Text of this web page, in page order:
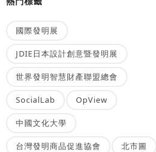
國際發明展
JDIE日本設計創意暨發明展
世界發明智慧財產聯盟總會
SocialLab OpView
中國文化大學
台灣發明商品促進協會 北市圖